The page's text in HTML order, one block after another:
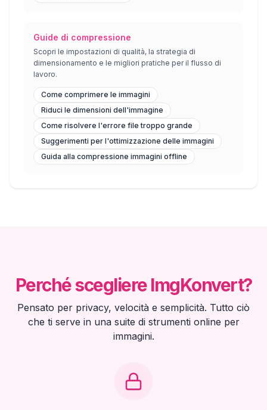
Guide di compressione
Scopri le impostazioni di qualità, la strategia di
dimensionamento e le migliori pratiche per il flusso di
lavoro.
Come comprimere le immagini
Riduci le dimensioni dell'immagine
Come risolvere l'errore file troppo grande
Suggerimenti per l'ottimizzazione delle immagini
Guida alla compressione immagini offline
Perché scegliere ImgKonvert?
Pensato per privacy, velocità e semplicità. Tutto ciò
che ti serve in una suite di strumenti online per
immagini.